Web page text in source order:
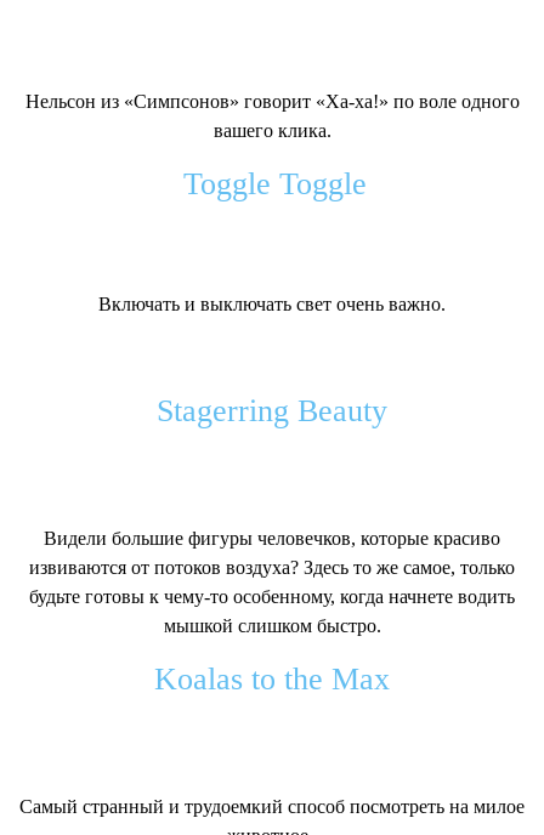
Нельсон из «Симпсонов» говорит «Ха-ха!» по воле одного
вашего клика.
Toggle Toggle
Включать и выключать свет очень важно.
Stagerring Beauty
Видели большие фигуры человечков, которые красиво
извиваются от потоков воздуха? Здесь то же самое, только
будьте готовы к чему-то особенному, когда начнете водить
мышкой слишком быстро.
Koalas to the Max
Самый странный и трудоемкий способ посмотреть на милое